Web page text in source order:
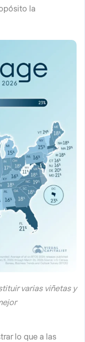
la
varias viñetas y
lo que a las